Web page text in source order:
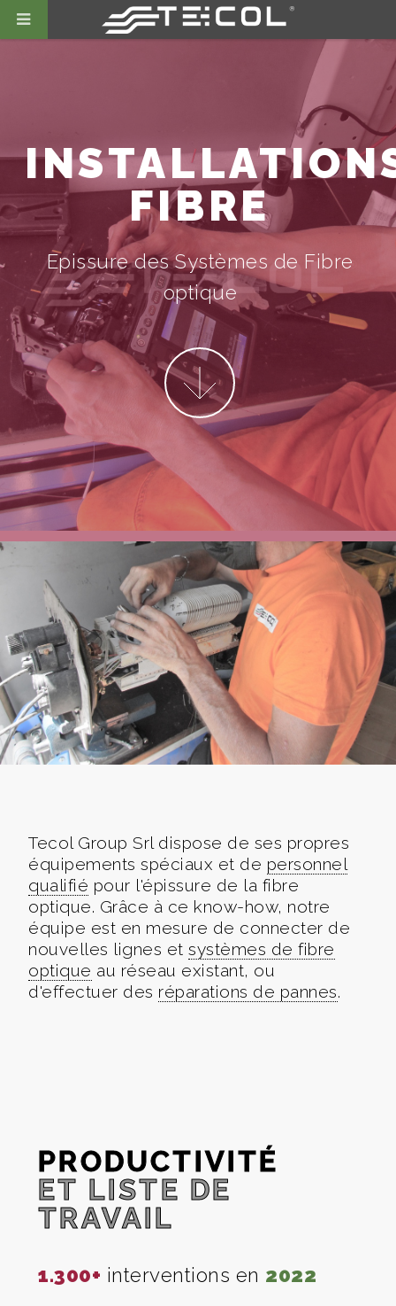
FIBRE
Epissure des Systèmes de Fibre
optique
More
Tecol Group Srl dispose de ses propres
équipements spéciaux et de personnel
qualifié pour l'épissure de la fibre
optique. Grâce à ce know-how, notre
équipe est en mesure de connecter de
nouvelles lignes et systèmes de fibre
optique au réseau existant, ou
d'effectuer des réparations de pannes.
PRODUCTIVITÉ
ET LISTE DE
TRAVAIL
1.300+ interventions en 2022